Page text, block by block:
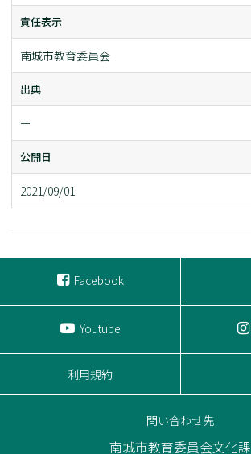
責任表示
南城市教育委員会
出典
ー
公開日
2021/09/01
Facebook
Youtube
利用規約
問い合わせ先
南城市教育委員会文化課